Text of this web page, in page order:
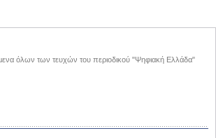
όλων των τευχών του περιοδικού "Ψηφιακή Ελλάδα"